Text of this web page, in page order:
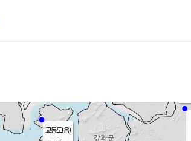
교동도(음)